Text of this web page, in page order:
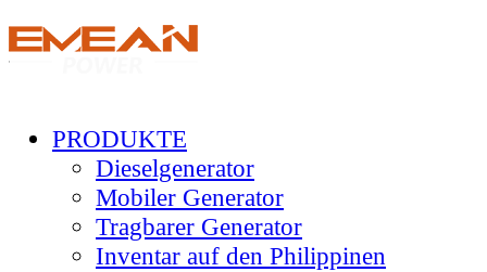
PRODUKTE
Dieselgenerator
Mobiler Generator
Tragbarer Generator
Inventar auf den Philippinen